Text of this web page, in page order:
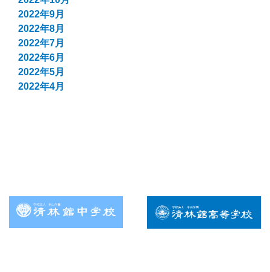
2022年9月
2022年8月
2022年7月
2022年6月
2022年5月
2022年4月